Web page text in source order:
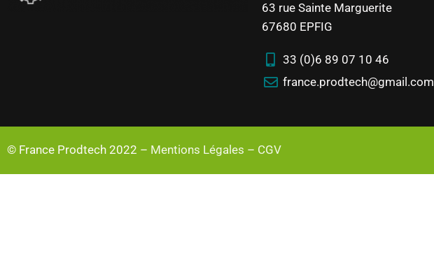
63 rue Sainte Marguerite
67680 EPFIG
33 (0)6 89 07 10 46
france.prodtech@gmail.com
© France Prodtech 2022 – Mentions Légales – CGV